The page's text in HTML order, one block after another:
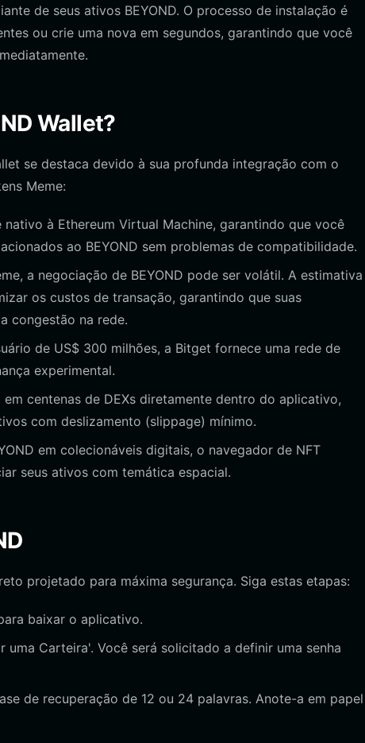
de seus ativos BEYOND. O processo de instalação é
ou crie uma nova em segundos, garantindo que você
Wallet?
se destaca devido à sua profunda integração com o
Meme:
à Ethereum Virtual Machine, garantindo que você
ao BEYOND sem problemas de compatibilidade.
a negociação de BEYOND pode ser volátil. A estimativa
os custos de transação, garantindo que suas
congestão na rede.
de US$ 300 milhões, a Bitget fornece uma rede de
experimental.
centenas de DEXs diretamente dentro do aplicativo,
com deslizamento (slippage) mínimo.
em colecionáveis digitais, o navegador de NFT
seus ativos com temática espacial.
projetado para máxima segurança. Siga estas etapas:
baixar o aplicativo.
Carteira'. Você será solicitado a definir uma senha
de recuperação de 12 ou 24 palavras. Anote-a em papel